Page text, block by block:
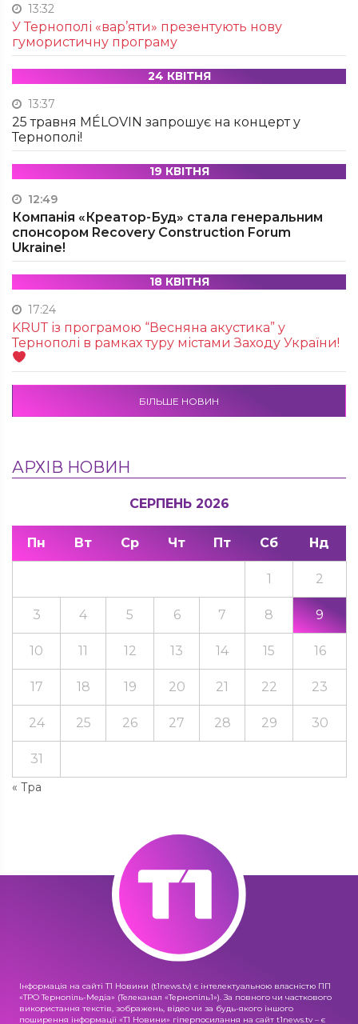
13:32
У Тернополі «вар’яти» презентують нову
гумористичну програму
24 КВІТНЯ
13:37
25 травня MÉLOVIN запрошує на концерт у
Тернополі!
19 КВІТНЯ
12:49
Компанія «Креатор-Буд» стала генеральним
спонсором Recovery Construction Forum
Ukraine!
18 КВІТНЯ
17:24
KRUТ із програмою “Весняна акустика” у
Тернополі в рамках туру містами Заходу України!
БІЛЬШЕ НОВИН
АРХІВ НОВИН
СЕРПЕНЬ 2026
Пн Вт Ср Чт Пт Сб Нд
« Тра
1 2
3 4 5 6 7 8 9
10 11 12 13 14 15 16
17 18 19 20 21 22 23
24 25 26 27 28 29 30
31
Інформація на сайті Т1 Новини (t1news.tv) є інтелектуальною власністю ПП
«ТРО Тернопіль-Медіа» (Телеканал «Тернопіль1»). За повного чи часткового
використання текстів, зображень, відео чи за будь-якого іншого
поширення інформації «Т1 Новини» гіперпосилання на сайт t1news.tv – є